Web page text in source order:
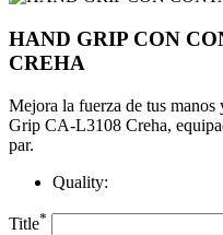
HAND GRIP CON
CREHA
Mejora la fuerza de tus manos
Grip CA-L3108 Creha,
par.
Quality:
Title*